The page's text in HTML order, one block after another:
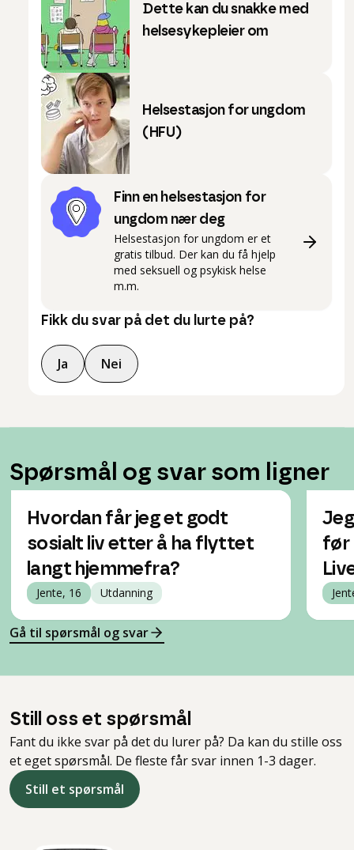
Dette kan du snakke med
helsesykepleier om
Helsestasjon for ungdom
(HFU)
Finn en helsestasjon for
ungdom nær deg
Helsestasjon for ungdom er et
gratis tilbud. Der kan du få hjelp
med seksuell og psykisk helse
m.m.
Fikk du svar på det du lurte på?
Ja Nei
Spørsmål og svar som ligner
Hvordan får jeg et godt
sosialt liv etter å ha flyttet
langt hjemmefra?
Jente, 16 Utdanning
før
Gå til spørsmål og svar
Still oss et spørsmål
Fant du ikke svar på det du lurer på? Da kan du stille oss
et eget spørsmål. De fleste får svar innen 1-3 dager.
Still et spørsmål